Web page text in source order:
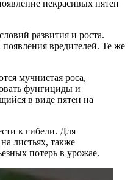
некрасивых пятен
развития и роста.
вредителей. Те же
мучнистая роса,
фунгициды и
в виде пятен на
к гибели. Для
листьях, также
потерь в урожае.